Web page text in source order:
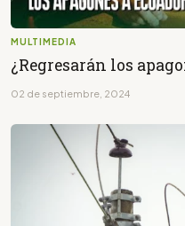
MULTIMEDIA
¿Regresarán los
02 de septiembre, 2024